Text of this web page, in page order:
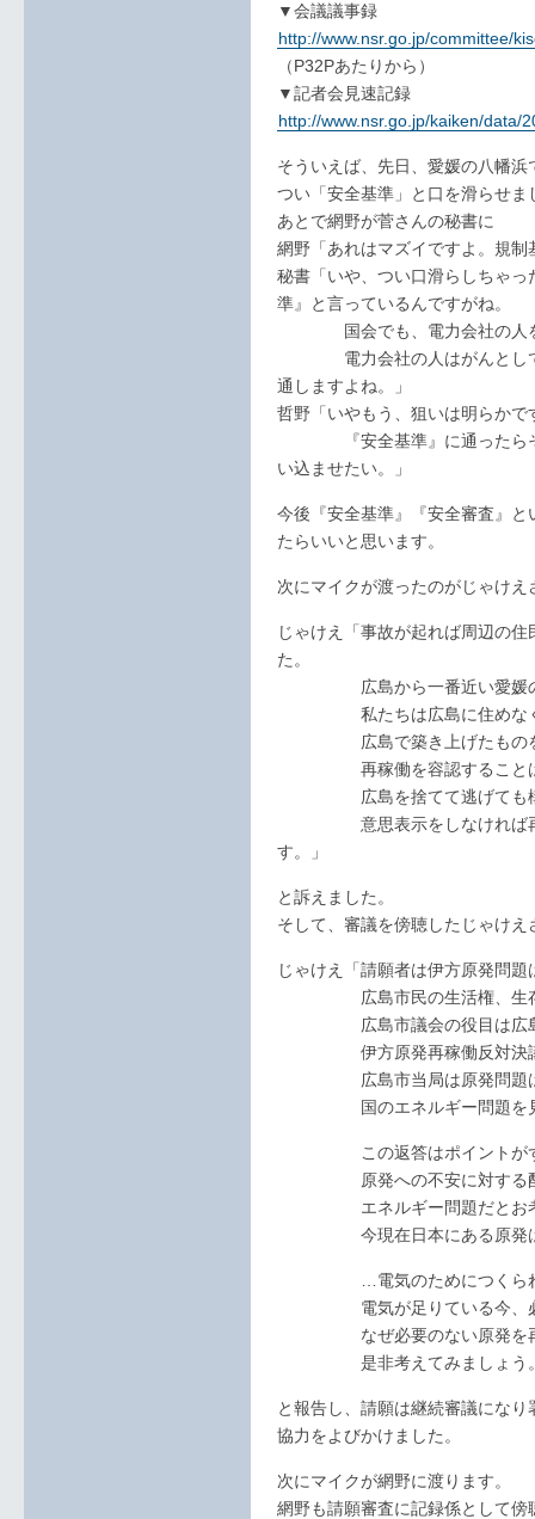
▼会議議事録
http://www.nsr.go.jp/committee/
（P32Pあたりから）
▼記者会見速記録
http://www.nsr.go.jp/kaiken/data/
そういえば、先日、愛媛の八幡
つい「安全基準」と口を滑らせま
あとで網野が菅さんの秘書に
網野「あれはマズイですよ。規制
秘書「いや、つい口滑らしちゃ
準』と言っているんですがね。
国会でも、電力会社の人を
電力会社の人はがんとして
通しますよね。」
哲野「いやもう、狙いは明らかで
『安全基準』に通ったらそ
い込ませたい。」
今後『安全基準』『安全審査』
たらいいと思います。
次にマイクが渡ったのがじゃけえ
じゃけえ「事故が起れば周辺の
た。
広島から一番近い愛媛の伊
私たちは広島に住めなく
広島で築き上げたものを全
再稼働を容認することは、
広島を捨てて逃げても構わ
意思表示をしなければ再稼
す。」
と訴えました。
そして、審議を傍聴したじゃけ
じゃけえ「請願者は伊方原発問
広島市民の生活権、生存
広島市議会の役目は広島市
伊方原発再稼働反対決議
広島市当局は原発問題は
国のエネルギー問題を見直
この返答はポイントがず
原発への不安に対する配
エネルギー問題だとお考え
今現在日本にある原発は
…電気のためにつくられ
電気が足りている今、必要
なぜ必要のない原発を再稼
是非考えてみましょう
と報告し、請願は継続審議にな
協力をよびかけました。
次にマイクが網野に渡ります。
網野も請願審査に記録係として